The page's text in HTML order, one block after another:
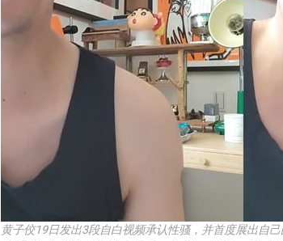
黄子佼19日发出3段自白视频承认性骚，并首度展出自